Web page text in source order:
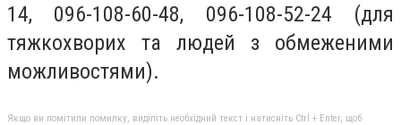
14, 096-108-60-48, 096-108-52-24 (для
тяжкохворих та людей з обмеженими
можливостями).
Якщо ви помітили помилку, виділіть необхідний текст і натисніть Ctrl + Enter, щоб